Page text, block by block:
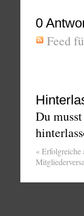
0
Feed
Du
«Erfolgreiche